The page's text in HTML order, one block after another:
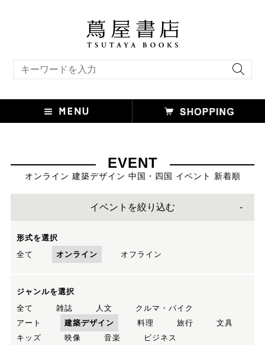
EVENT
オンライン 建築デザイン 中国・四国 イベント 新着順
イベントを絞り込む
形式を選択
全て
オンライン オフライン
ジャンルを選択
全て
雑誌 人文
クルマ・バイク
アート
建築デザイン 料理 旅行
文具
キッズ
映像 音楽
ビジネス